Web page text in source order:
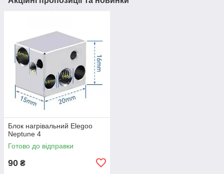
Блок нагрівальний Elegoo
Neptune 4
Готово до відправки
90 ₴